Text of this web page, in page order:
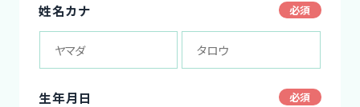
姓名カナ
生年月日